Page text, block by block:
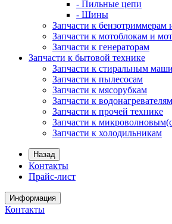
- Пильные цепи
- Шины
Запчасти к бензотриммерам
Запчасти к мотоблокам и
Запчасти к генераторам
Запчасти к бытовой технике
Запчасти к стиральным
Запчасти к пылесосам
Запчасти к мясорубкам
Запчасти к водонагревателям
Запчасти к прочей технике
Запчасти к
Запчасти к холодильникам
Назад
Контакты
Прайс-лист
Информация
Контакты